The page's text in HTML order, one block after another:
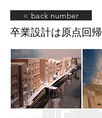
< back number
卒業設計は原点回帰